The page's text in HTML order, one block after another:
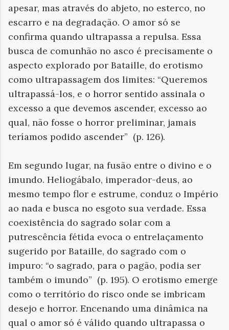
apesar, mas através do abjeto, no esterco, no
escarro e na degradação. O amor só se
confirma quando ultrapassa a repulsa. Essa
busca de comunhão no asco é precisamente o
aspecto explorado por Bataille, do erotismo
como ultrapassagem dos limites: “Queremos
ultrapassá-los, e o horror sentido assinala o
excesso a que devemos ascender, excesso ao
qual, não fosse o horror preliminar, jamais
teríamos podido ascender” (p. 126).
Em segundo lugar, na fusão entre o divino e o
imundo. Heliogábalo, imperador-deus, ao
mesmo tempo flor e estrume, conduz o Império
ao nada e busca no esgoto sua verdade. Essa
coexistência do sagrado solar com a
putrescência fétida evoca o entrelaçamento
sugerido por Bataille, do sagrado com o
impuro: “o sagrado, para o pagão, podia ser
também o imundo” (p. 195). O erotismo emerge
como o território do risco onde se imbricam
desejo e horror. Encenando uma dinâmica na
qual o amor só é válido quando ultrapassa o